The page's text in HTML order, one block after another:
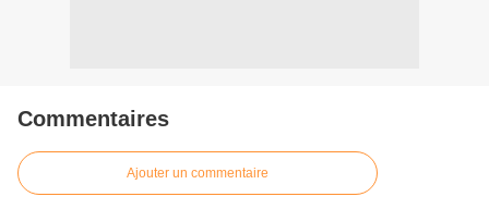
Commentaires
Ajouter un commentaire